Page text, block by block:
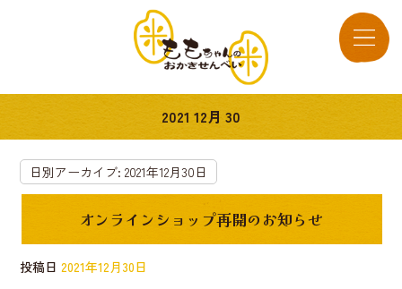
2021 12月 30
日別アーカイブ:2021年12月30日
オンラインショップ再開のお知らせ
投稿日 2021年12月30日